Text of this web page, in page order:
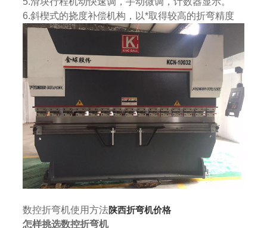
6.斜楔式的挠度补偿机构，以*取得较高的折弯精度
数控折弯机使用方法陕西折弯机价格
怎样挑选数控折弯机